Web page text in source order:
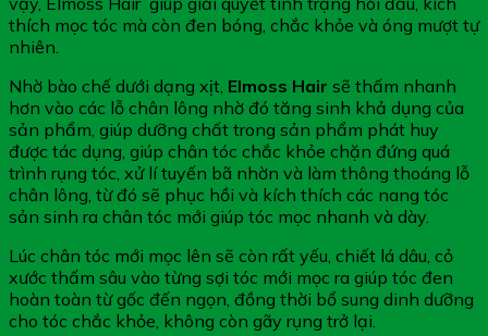
thích mọc tóc mà còn đen bóng, chắc khỏe và óng mượt tự
nhiên.
Nhờ bào chế dưới dạng xịt, Elmoss Hair sẽ thấm nhanh
hơn vào các lỗ chân lông nhờ đó tăng sinh khả dụng của
sản phẩm, giúp dưỡng chất trong sản phẩm phát huy
được tác dụng, giúp chân tóc chắc khỏe chặn đứng quá
trình rụng tóc, xử lí tuyến bã nhờn và làm thông thoáng lỗ
chân lông, từ đó sẽ phục hồi và kích thích các nang tóc
sản sinh ra chân tóc mới giúp tóc mọc nhanh và dày.
Lúc chân tóc mới mọc lên sẽ còn rất yếu, chiết lá dâu, cỏ
xước thấm sâu vào từng sợi tóc mới mọc ra giúp tóc đen
hoàn toàn từ gốc đến ngọn, đồng thời bổ sung dinh dưỡng
cho tóc chắc khỏe, không còn gãy rụng trở lại.